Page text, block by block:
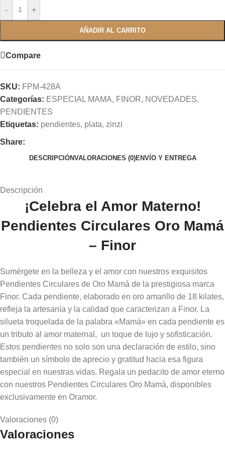
- +
AÑADIR AL CARRITO
Compare
SKU: FPM-428A
Categorías: ESPECIAL MAMA, FINOR, NOVEDADES,
PENDIENTES
Etiquetas: pendientes, plata, zinzi
Share:
DESCRIPCIÓNVALORACIONES (0)ENVÍO Y ENTREGA
Descripción
¡Celebra el Amor Materno!
Pendientes Circulares Oro Mamá
– Finor
Sumérgete en la belleza y el amor con nuestros exquisitos
Pendientes Circulares de Oro Mamá de la prestigiosa marca
Finor. Cada pendiente, elaborado en oro amarillo de 18 kilates,
refleja la artesanía y la calidad que caracterizan a Finor. La
silueta troquelada de la palabra «Mamá» en cada pendiente es
un tributo al amor maternal, un toque de lujo y sofisticación.
Estos pendientes no solo son una declaración de estilo, sino
también un símbolo de aprecio y gratitud hacia esa figura
especial en nuestras vidas. Regala un pedacito de amor eterno
con nuestros Pendientes Circulares Oro Mamá, disponibles
exclusivamente en Oramor.
Valoraciones (0)
Valoraciones